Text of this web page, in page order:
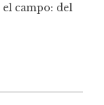
el campo: del